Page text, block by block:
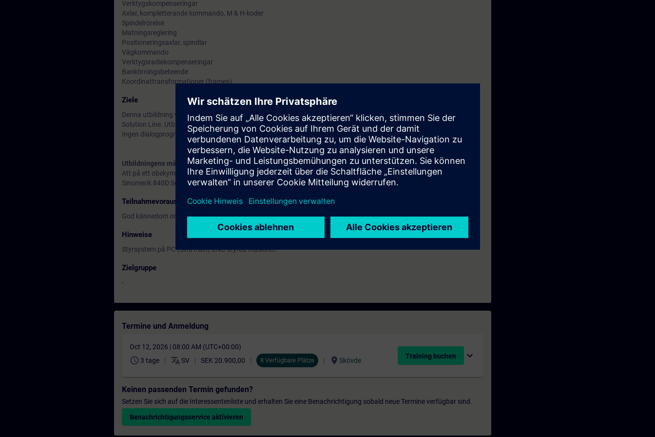
Verktygskompenseringar
Axlar, kompletterande kommando, M & H-koder
Spindelrörelse
Matningsreglering
Positioneringsaxlar, spindlar
Vägkommando
Verktygsradiekompenseringar
Bankörningsbeteende
Koordinattransformationer (frames)
Ziele
Denna utbildning vänder sig till dig som vill lära dig att att programmera Sinumerik One och/eller Sinumerik 840D
Solution Line. Utbildningen vänder sig till operatörer och programmerare med kunskap inom ISO NC-programmering.
Ingen dialogprogrammering ingår.
Utbildningens mål
Att på ett obekymrat sätt behärska programmering med G-koder och grundfunktioner i HMI:n för Sinumerik One och
Sinumerik 840D Solution Line.
Teilnahmevoraussetzung
God kännedom om ISO NC-programmering.
Hinweise
Styrsystem på PC (SinuTrain) CNC-styrda maskiner.
Zielgruppe
-
Termine und Anmeldung
Oct 12, 2026 | 08:00 AM (UTC+00:00)
schedule 3 tage translate SV SEK 20.900,00 8 Verfügbare Plätze location_on Skövde
Training buchen expand_more
Keinen passenden Termin gefunden?
Setzen Sie sich auf die Interessentenliste und erhalten Sie eine Benachrichtigung sobald neue Termine verfügbar sind.
Benachrichtigungsservice aktivieren